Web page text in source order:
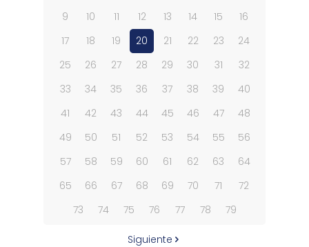
9
10 11 12 13 14 15
16
17
18 19 20 21 22 23
24
25
26 27 28 29 30 31
32
33
34 35 36 37 38 39
40
41
42 43 44 45 46 47
48
49
50 51 52 53 54 55
56
57
58 59 60 61 62 63
64
65
66 67 68 69 70 71
72
73
74 75 76 77 78 79
Siguiente